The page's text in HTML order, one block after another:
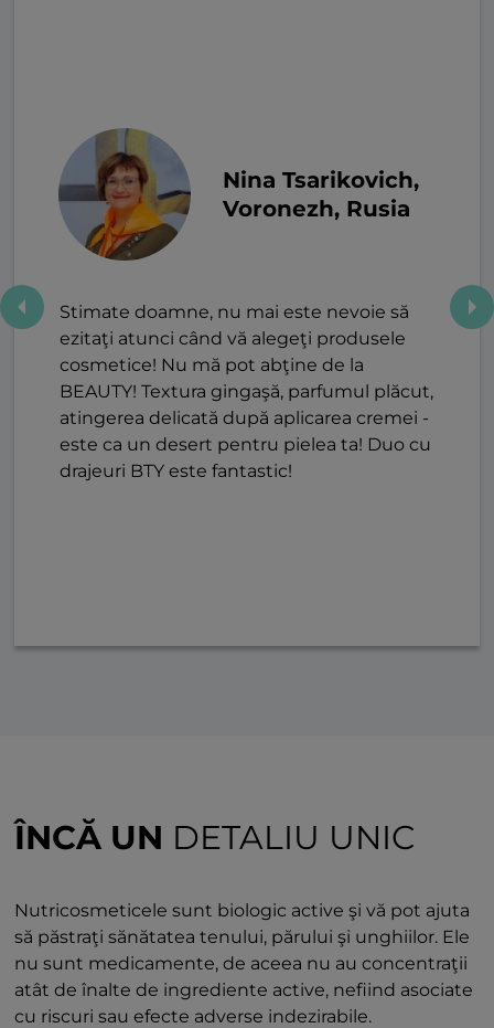
Nina Tsarikovich,
Voronezh, Rusia
Stimate doamne, nu mai este nevoie să
ezitaţi atunci când vă alegeţi produsele
cosmetice! Nu mă pot abţine de la
BEAUTY! Textura gingaşă, parfumul plăcut,
atingerea delicată după aplicarea cremei -
este ca un desert pentru pielea ta! Duo cu
drajeuri BTY este fantastic!
ÎNCĂ UN DETALIU UNIC
Nutricosmeticele sunt biologic active şi vă pot ajuta
să păstraţi sănătatea tenului, părului şi unghiilor. Ele
nu sunt medicamente, de aceea nu au concentraţii
atât de înalte de ingrediente active, nefiind asociate
cu riscuri sau efecte adverse indezirabile.